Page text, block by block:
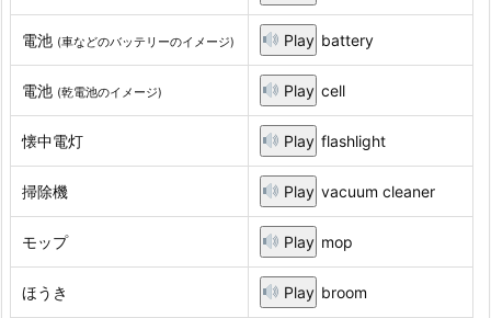
電池 (車などのバッテリーのイメージ) Play battery
電池 (乾電池のイメージ) Play cell
懐中電灯 Play flashlight
掃除機 Play vacuum cleaner
モップ Play mop
ほうき Play broom